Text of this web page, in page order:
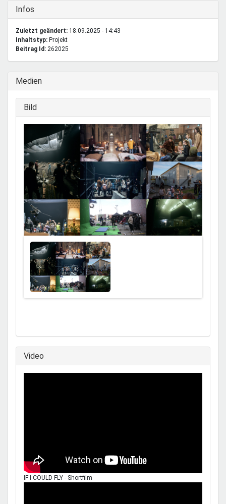
Ausblenden
Infos
Zuletzt geändert: 18.09.2025 - 14:43
Inhaltstyp:
projekt
Beitrag Id: 262025
Ausblenden
Medien
Ausblenden
Bild
Ausblenden
Video
IF I COULD FLY - Shortfilm